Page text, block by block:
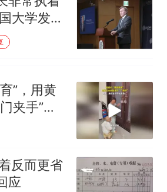
大学发表
”，用黄
夹手”，
不如身
反而更省
应